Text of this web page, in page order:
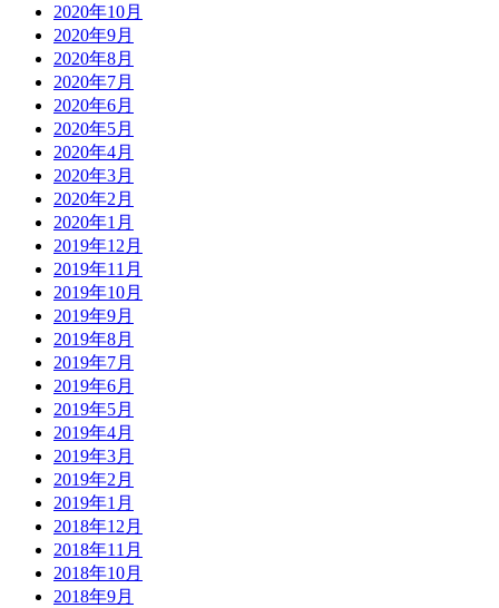
2020年10月
2020年9月
2020年8月
2020年7月
2020年6月
2020年5月
2020年4月
2020年3月
2020年2月
2020年1月
2019年12月
2019年11月
2019年10月
2019年9月
2019年8月
2019年7月
2019年6月
2019年5月
2019年4月
2019年3月
2019年2月
2019年1月
2018年12月
2018年11月
2018年10月
2018年9月